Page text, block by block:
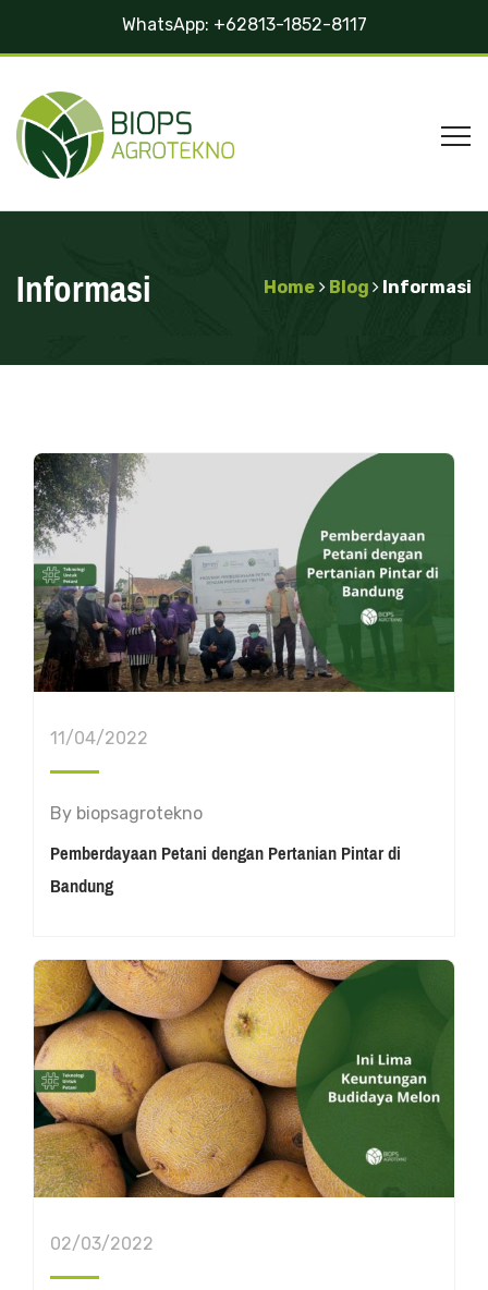
WhatsApp: +62813-1852-8117
Informasi Home Blog Informasi
11/04/2022
By biopsagrotekno
Pemberdayaan Petani dengan Pertanian Pintar di
Bandung
02/03/2022